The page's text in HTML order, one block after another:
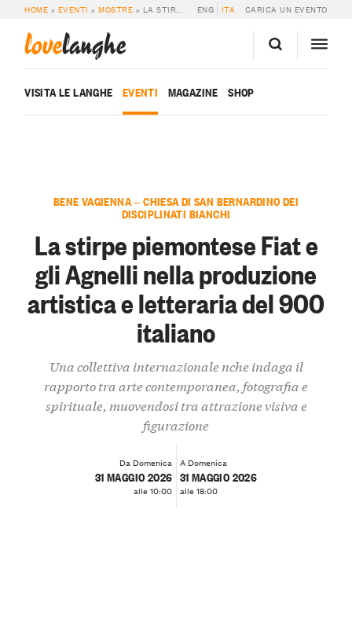
HOME » EVENTI »MOSTRE » LA STIRPE PIEMONTESE FIAT E GLI AGNELLI NELLA PRODUZIONE ARTISTICA E LETTERARIA DEL 900 ITALIANO ENG ITA CARICA UN EVENTO
lovelanghe
VISITA LE LANGHE EVENTI MAGAZINE SHOP
BENE VAGIENNA — CHIESA DI SAN BERNARDINO DEI
DISCIPLINATI BIANCHI
La stirpe piemontese Fiat e
gli Agnelli nella produzione
artistica e letteraria del 900
italiano
Una collettiva internazionale nche indaga il
rapporto tra arte contemporanea, fotografia e
spirituale, muovendosi tra attrazione visiva e
figurazione
Da Domenica
31 MAGGIO 2026
alle 10:00
A Domenica
31 MAGGIO 2026
alle 18:00